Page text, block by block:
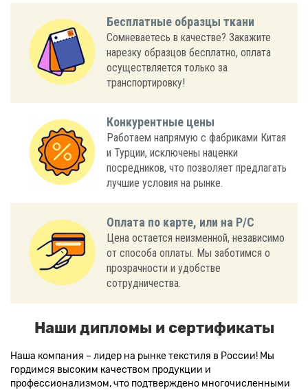
Бесплатные образцы ткани
Сомневаетесь в качестве? Закажите
нарезку образцов бесплатно, оплата
осуществляется только за
транспортировку!
Конкурентные цены
Работаем напрямую с фабриками Китая
и Турции, исключены наценки
посредников, что позволяет предлагать
лучшие условия на рынке.
Оплата по карте, или на Р/С
Цена остается неизменной, независимо
от способа оплаты. Мы заботимся о
прозрачности и удобстве
сотрудничества.
Наши дипломы и сертификаты
Наша компания – лидер на рынке текстиля в России! Мы
гордимся высоким качеством продукции и
профессионализмом, что подтверждено многочисленными